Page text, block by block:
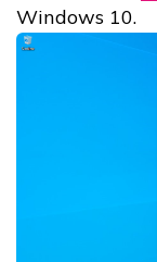
Windows 10.